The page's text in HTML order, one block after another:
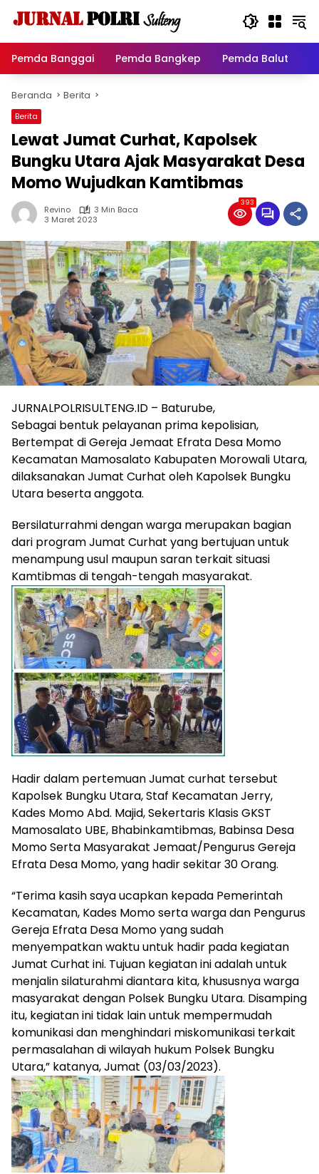
Pemda Banggai
Pemda Bangkep Pemda Balut
Beranda Berita
Berita
Lewat Jumat Curhat, Kapolsek
Bungku Utara Ajak Masyarakat Desa
Momo Wujudkan Kamtibmas
Revino
3 Min Baca
3 Maret 2023
393
JURNALPOLRISULTENG.ID – Baturube,
Sebagai bentuk pelayanan prima kepolisian,
Bertempat di Gereja Jemaat Efrata Desa Momo
Kecamatan Mamosalato Kabupaten Morowali Utara,
dilaksanakan Jumat Curhat oleh Kapolsek Bungku
Utara beserta anggota.
Bersilaturrahmi dengan warga merupakan bagian
dari program Jumat Curhat yang bertujuan untuk
menampung usul maupun saran terkait situasi
Kamtibmas di tengah-tengah masyarakat.
Hadir dalam pertemuan Jumat curhat tersebut
Kapolsek Bungku Utara, Staf Kecamatan Jerry,
Kades Momo Abd. Majid, Sekertaris Klasis GKST
Mamosalato UBE, Bhabinkamtibmas, Babinsa Desa
Momo Serta Masyarakat Jemaat/Pengurus Gereja
Efrata Desa Momo, yang hadir sekitar 30 Orang.
“Terima kasih saya ucapkan kepada Pemerintah
Kecamatan, Kades Momo serta warga dan Pengurus
Gereja Efrata Desa Momo yang sudah
menyempatkan waktu untuk hadir pada kegiatan
Jumat Curhat ini. Tujuan kegiatan ini adalah untuk
menjalin silaturahmi diantara kita, khususnya warga
masyarakat dengan Polsek Bungku Utara. Disamping
itu, kegiatan ini tidak lain untuk mempermudah
komunikasi dan menghindari miskomunikasi terkait
permasalahan di wilayah hukum Polsek Bungku
Utara,” katanya, Jumat (03/03/2023).